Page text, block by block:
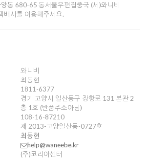
동 680-65 동서울우편집중국 (세)와니비
배사를 이용해주세요.
와니비
최동현
1811-6377
경기 고양시 일산동구 장항로 131 본관 2
층 1호 (반품주소아님)
108-16-87210
제 2013-고양일산동-0727호
최동현
help@waneebe.kr
(주)코리아센터